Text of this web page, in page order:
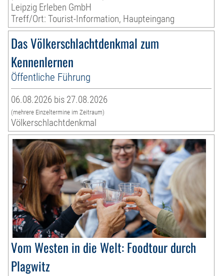
Leipzig Erleben GmbH
Treff/Ort: Tourist-Information, Haupteingang
Das Völkerschlachtdenkmal zum
Kennenlernen
Öffentliche Führung
06.08.2026 bis 27.08.2026
(mehrere Einzeltermine im Zeitraum)
Völkerschlachtdenkmal
Vom Westen in die Welt: Foodtour durch
Plagwitz